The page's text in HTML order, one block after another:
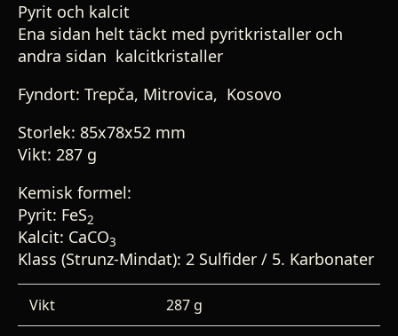
Pyrit och kalcit
Ena sidan helt täckt med pyritkristaller och
andra sidan kalcitkristaller
Fyndort: Trepča, Mitrovica, Kosovo
Storlek: 85x78x52 mm
Vikt: 287 g
Kemisk formel:
Pyrit: FeS2
Kalcit: CaCO3
Klass (Strunz-Mindat): 2 Sulfider / 5. Karbonater
Vikt 287 g